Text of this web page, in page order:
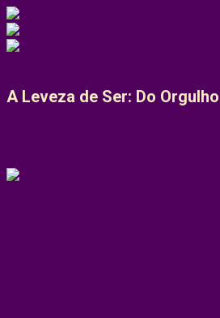
A Leveza de Ser: Do